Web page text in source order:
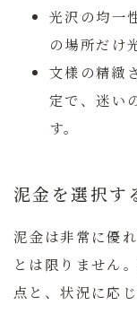
光沢の均一
の場所だけ
文様の精緻
定で、迷い
す。
泥金を選択す
泥金は非常に優
とは限りません
点と、状況に応